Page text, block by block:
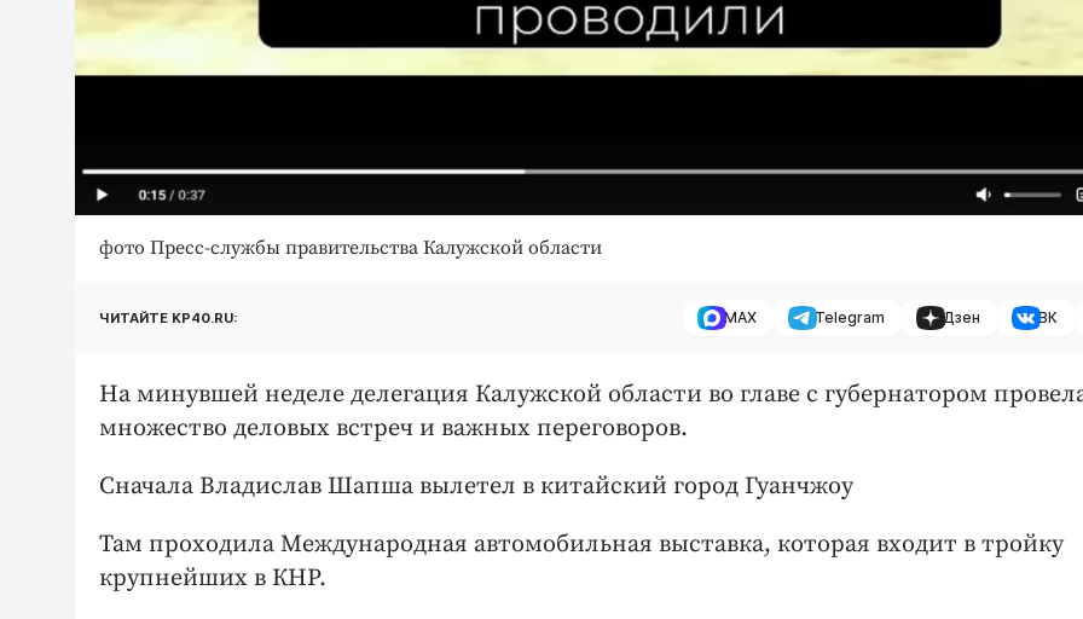
фото Пресс-службы правительства Калужской области
ЧИТАЙТЕ KP40.RU: MAX Telegram Дзен ВК
На минувшей неделе делегация Калужской области во главе с губернатором
множество деловых встреч и важных переговоров.
Сначала Владислав Шапша вылетел в китайский город Гуанчжоу
Там проходила Международная автомобильная выставка, которая входит в тройку
крупнейших в КНР.